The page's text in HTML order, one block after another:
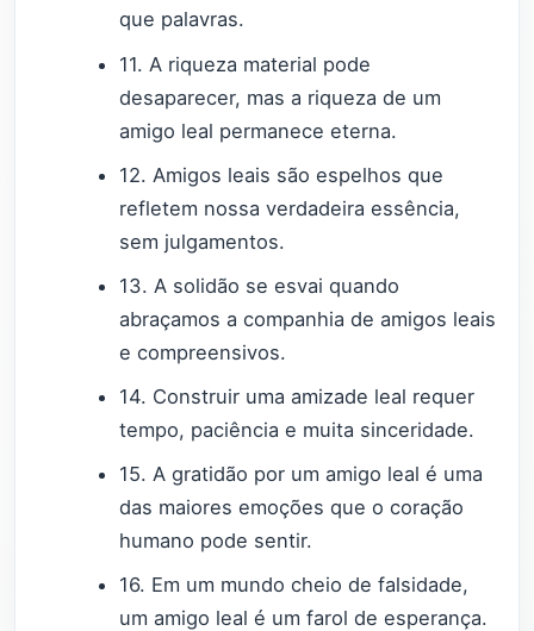
que palavras.
11. A riqueza material pode
desaparecer, mas a riqueza de um
amigo leal permanece eterna.
12. Amigos leais são espelhos que
refletem nossa verdadeira essência,
sem julgamentos.
13. A solidão se esvai quando
abraçamos a companhia de amigos leais
e compreensivos.
14. Construir uma amizade leal requer
tempo, paciência e muita sinceridade.
15. A gratidão por um amigo leal é uma
das maiores emoções que o coração
humano pode sentir.
16. Em um mundo cheio de falsidade,
um amigo leal é um farol de esperança.